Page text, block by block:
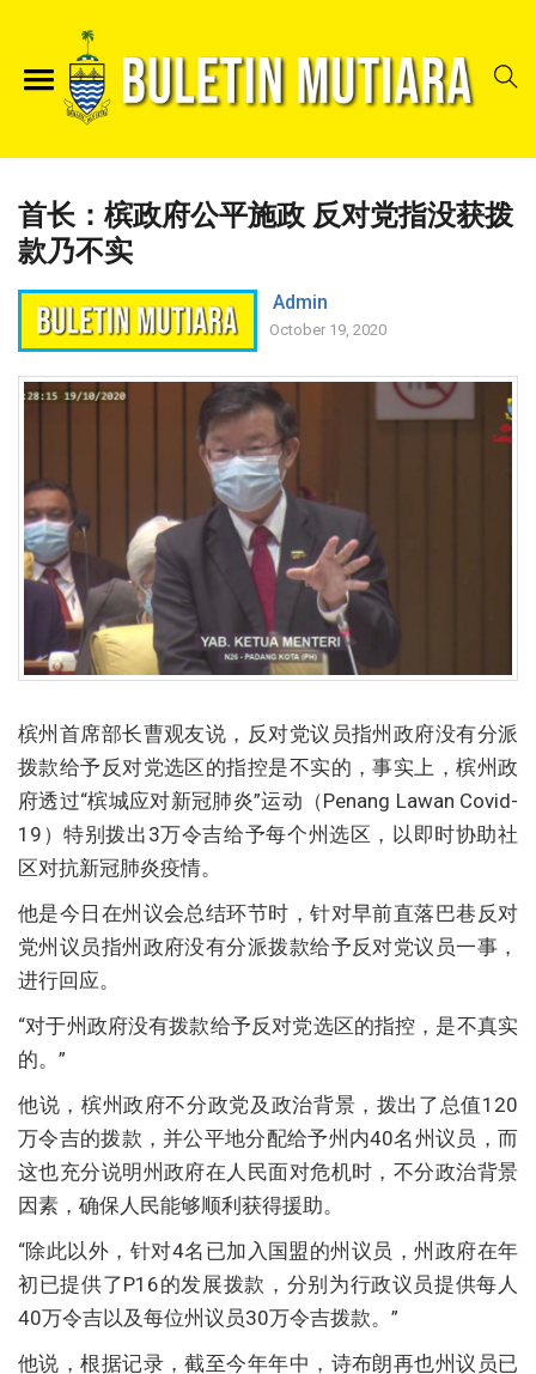
首长：槟政府公平施政 反对党指没获拨
款乃不实
Admin
October 19, 2020
槟州首席部长曹观友说，反对党议员指州政府没有分派
拨款给予反对党选区的指控是不实的，事实上，槟州政
府透过“槟城应对新冠肺炎”运动（Penang Lawan Covid-
19）特别拨出3万令吉给予每个州选区，以即时协助社
区对抗新冠肺炎疫情。
他是今日在州议会总结环节时，针对早前直落巴巷反对
党州议员指州政府没有分派拨款给予反对党议员一事，
进行回应。
“对于州政府没有拨款给予反对党选区的指控，是不真实
的。”
他说，槟州政府不分政党及政治背景，拨出了总值120
万令吉的拨款，并公平地分配给予州内40名州议员，而
这也充分说明州政府在人民面对危机时，不分政治背景
因素，确保人民能够顺利获得援助。
“除此以外，针对4名已加入国盟的州议员，州政府在年
初已提供了P16的发展拨款，分别为行政议员提供每人
40万令吉以及每位州议员30万令吉拨款。”
他说，根据记录，截至今年年中，诗布朗再也州议员已